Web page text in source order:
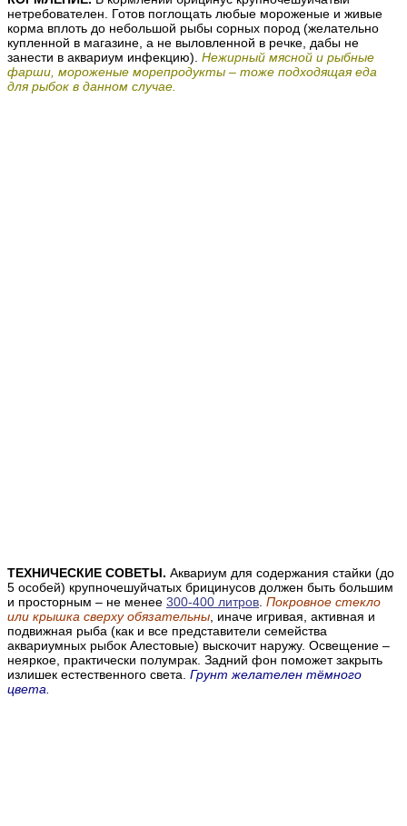
нетребователен. Готов поглощать любые мороженые и живые
корма вплоть до небольшой рыбы сорных пород (желательно
купленной в магазине, а не выловленной в речке, дабы не
занести в аквариум инфекцию). Нежирный мясной и рыбные
фарши, мороженые морепродукты – тоже подходящая еда
для рыбок в данном случае.
ТЕХНИЧЕСКИЕ СОВЕТЫ. Аквариум для содержания стайки (до
5 особей) крупночешуйчатых брицинусов должен быть большим
и просторным – не менее 300-400 литров Покровное стекло
или крышка сверху обязательны , иначе игривая, активная и
подвижная рыба (как и все представители семейства
аквариумных рыбок Алестовые) выскочит наружу. Освещение –
неяркое, практически полумрак. Задний фон поможет закрыть
излишек естественного света. Грунт желателен тёмного
цвета.